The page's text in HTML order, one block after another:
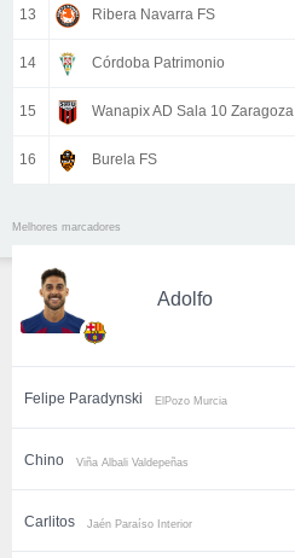
13 Ribera Navarra FS
14 Córdoba Patrimonio
15 Wanapix AD Sala 10 Zaragoza
16 Burela FS
Melhores marcadores
Adolfo
Felipe Paradynski ElPozo Murcia
Chino Viña Albali Valdepeñas
Carlitos Jaén Paraíso Interior